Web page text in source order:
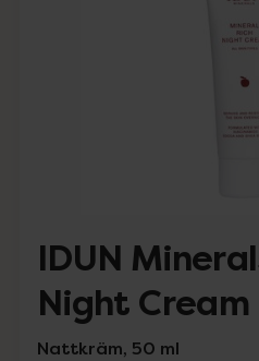
IDUN
Night Cream
Nattkräm, 50 ml